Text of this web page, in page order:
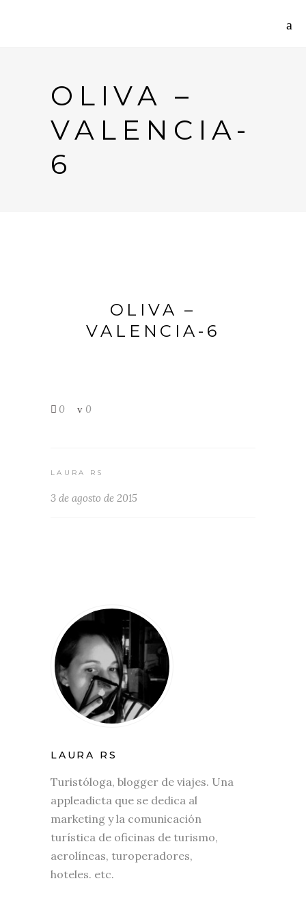
OLIVA –
VALENCIA-
6
OLIVA –
VALENCIA-6
0 0
LAURA RS
3 de agosto de 2015
LAURA RS
Turistóloga, blogger de viajes. Una
appleadicta que se dedica al
marketing y la comunicación
turística de oficinas de turismo,
aerolíneas, turoperadores,
hoteles. etc.